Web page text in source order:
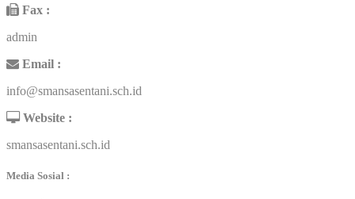
Fax :
admin
Email :
info@smansasentani.sch.id
Website :
smansasentani.sch.id
Media Sosial :